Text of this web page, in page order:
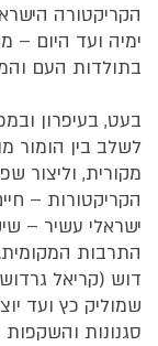
הקריקטורה
ימיה ועד היום –
בתולדות העם
בעט, בעיפרון
לשלב בין הומור
מקורית, וליצור
הקריקטורות –
ישראלי עשיר –
התרבות
דוש (קריאל
שמוליק כץ ועד
סגנונות והשקפות